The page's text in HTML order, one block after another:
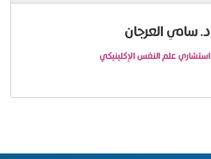
د. سامي العرجان
استشاري علم النفس الإكلينيكي